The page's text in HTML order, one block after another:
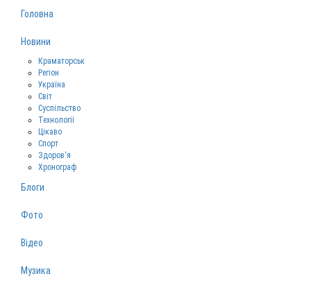
Головна
Новини
Краматорськ
Регіон
Україна
Світ
Суспільство
Технології
Цікаво
Спорт
Здоров‘я
Хронограф
Блоги
Фото
Відео
Музика